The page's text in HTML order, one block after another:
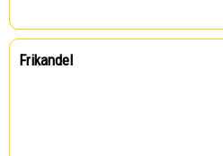
Frikandel